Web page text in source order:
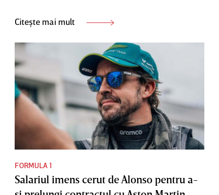
Citește mai mult
FORMULA 1
Salariul imens cerut de Alonso pentru a-